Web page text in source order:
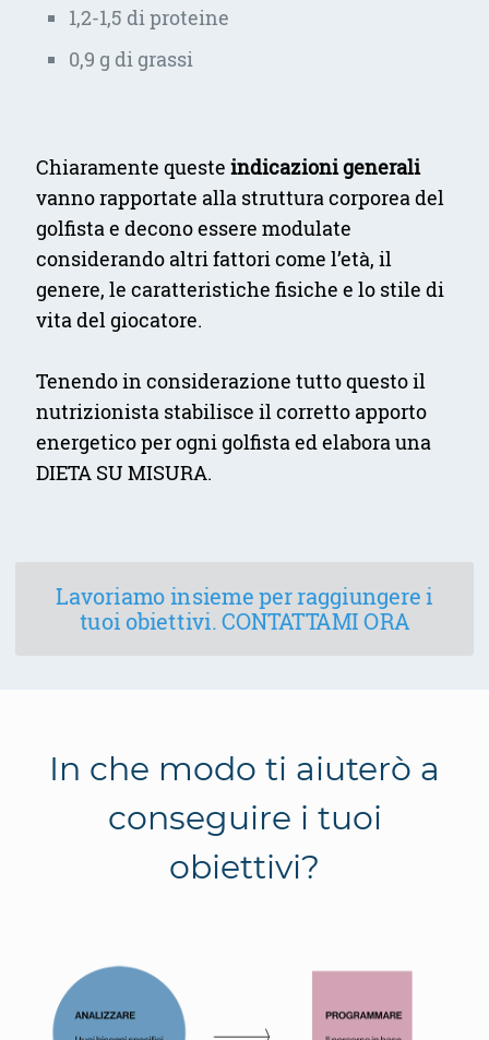
1,2-1,5 di proteine
0,9 g di grassi
Chiaramente queste indicazioni generali
vanno rapportate alla struttura corporea del
golfista e decono essere modulate
considerando altri fattori come l’età, il
genere, le caratteristiche fisiche e lo stile di
vita del giocatore.
Tenendo in considerazione tutto questo il
nutrizionista stabilisce il corretto apporto
energetico per ogni golfista ed elabora una
DIETA SU MISURA.
Lavoriamo insieme per raggiungere i
tuoi obiettivi. CONTATTAMI ORA
In che modo ti aiuterò a
conseguire i tuoi
obiettivi?